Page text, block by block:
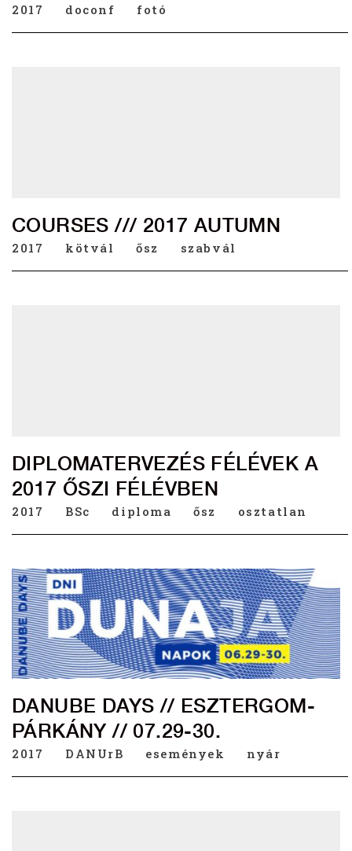
2017 doconf fotó
COURSES /// 2017 AUTUMN
2017 kötvál ősz szabvál
DIPLOMATERVEZÉS FÉLÉVEK A
2017 ŐSZI FÉLÉVBEN
2017 BSc diploma ősz osztatlan
DANUBE DAYS // ESZTERGOM-
PÁRKÁNY // 07.29-30.
2017 DANUrB események nyár